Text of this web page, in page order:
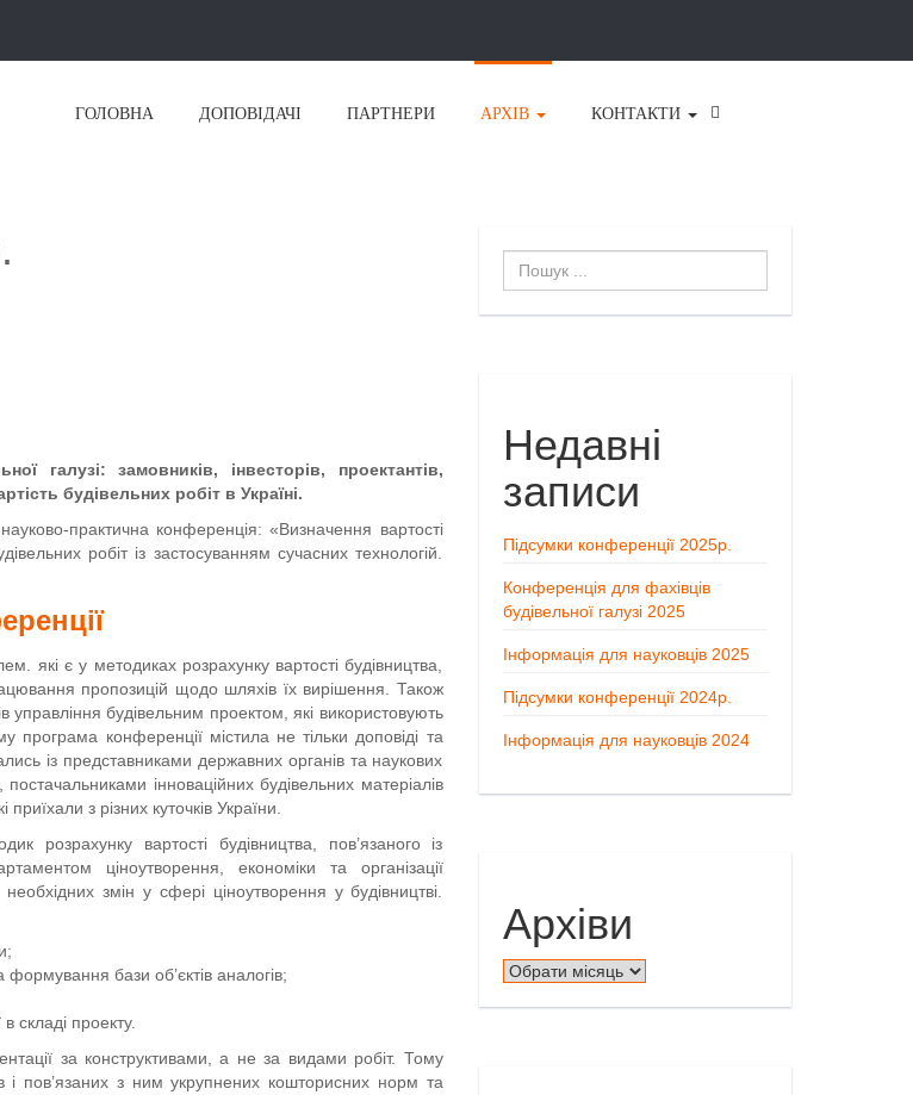
ГОЛОВНА ДОПОВІДАЧІ ПАРТНЕРИ АРХІВ КОНТАКТИ
галузі: замовників, інвесторів, проектантів,
будівельних робіт в Україні.
практична конференція: «Визначення вартості
робіт із застосуванням сучасних технологій.
які є у методиках розрахунку вартості будівництва,
пропозицій щодо шляхів їх вирішення. Також
будівельним проектом, які використовують
програма конференції містила не тільки доповіді та
із представниками державних органів та наукових
інноваційних будівельних матеріалів
з різних куточків України.
розрахунку вартості будівництва, пов’язаного із
ціноутворення, економіки та організації
змін у сфері ціноутворення у будівництві.
бази об’єктів аналогів;
складі проекту.
за конструктивами, а не за видами робіт. Тому
і пов’язаних з ним укрупнених кошторисних норм та
Пошук
...
Недавні
записи
Підсумки конференції 2025р.
Конференція для фахівців
будівельної галузі 2025
Інформація для науковців 2025
Підсумки конференції 2024р.
Інформація для науковців 2024
Архіви
Архіви